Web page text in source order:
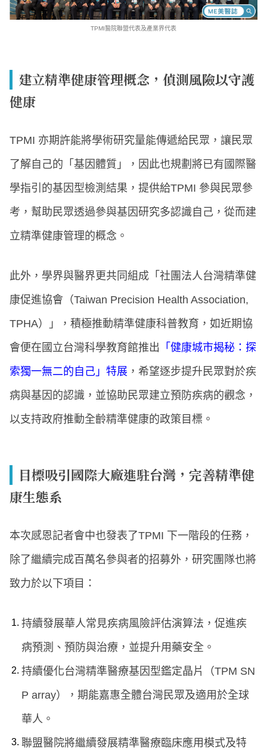
TPMI醫院聯盟代表及產業界代表
建立精準健康管理概念，偵測風險以守護
健康
TPMI 亦期許能將學術研究量能傳遞給民眾，讓民眾
了解自己的「基因體質」，因此也規劃將已有國際醫
學指引的基因型檢測結果，提供給TPMI 參與民眾參
考，幫助民眾透過參與基因研究多認識自己，從而建
立精準健康管理的概念。
此外，學界與醫界更共同組成「社團法人台灣精準健
康促進協會（Taiwan Precision Health Association,
TPHA）」，積極推動精準健康科普教育，如近期協
會便在國立台灣科學教育館推出
「健康城市揭秘：探
索獨一無二的自己」特展 ，希望逐步提升民眾對於疾
病與基因的認識，並協助民眾建立預防疾病的觀念，
以支持政府推動全齡精準健康的政策目標。
目標吸引國際大廠進駐台灣，完善精準健
康生態系
本次感恩記者會中也發表了TPMI 下一階段的任務，
除了繼續完成百萬名參與者的招募外，研究團隊也將
致力於以下項目：
持續發展華人常見疾病風險評估演算法，促進疾
病預測、預防與治療，並提升用藥安全。
持續優化台灣精準醫療基因型鑑定晶片（TPM SN
P array），期能嘉惠全體台灣民眾及適用於全球
華人。
聯盟醫院將繼續發展精準醫療臨床應用模式及特